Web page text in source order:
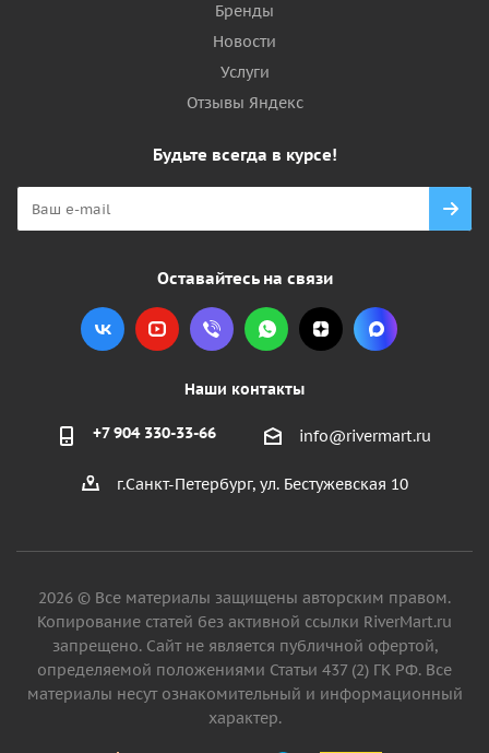
Бренды
Новости
Услуги
Отзывы Яндекс
Будьте всегда в курсе!
Оставайтесь на связи
Наши контакты
+7 904 330-33-66 info@rivermart.ru
г.Санкт-Петербург, ул. Бестужевская 10
2026 © Все материалы защищены авторским правом.
Копирование статей без активной ссылки RiverMart.ru
запрещено. Сайт не является публичной офертой,
определяемой положениями Статьи 437 (2) ГК РФ. Все
материалы несут ознакомительный и информационный
характер.